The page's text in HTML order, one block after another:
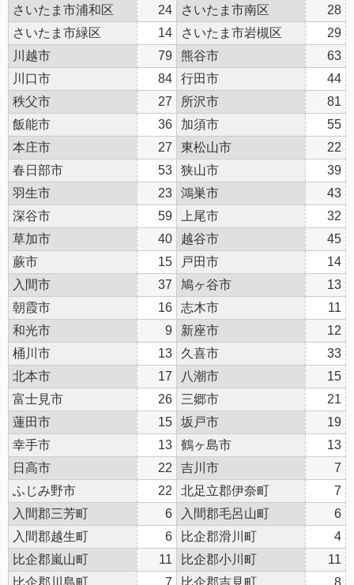
さいたま市浦和区
24 さいたま市南区
28
さいたま市緑区
14 さいたま市岩槻区
29
川越市
79 熊谷市
63
川口市
84 行田市
44
秩父市
27 所沢市
81
飯能市
36 加須市
55
本庄市
27 東松山市
22
春日部市
53 狭山市
39
羽生市
23 鴻巣市
43
深谷市
59 上尾市
32
草加市
40 越谷市
45
蕨市
15 戸田市
14
入間市
37 鳩ヶ谷市
13
朝霞市
16 志木市
11
和光市
9 新座市
12
桶川市
13 久喜市
33
北本市
17 八潮市
15
富士見市
26 三郷市
21
蓮田市
15 坂戸市
19
幸手市
13 鶴ヶ島市
13
日高市
22 吉川市
7
ふじみ野市
22 北足立郡伊奈町
7
入間郡三芳町
6 入間郡毛呂山町
6
入間郡越生町
6 比企郡滑川町
4
比企郡嵐山町
11 比企郡小川町
11
比企郡川島町
7 比企郡吉見町 8